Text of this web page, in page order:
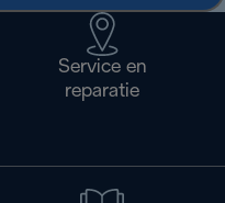
Service en
reparatie